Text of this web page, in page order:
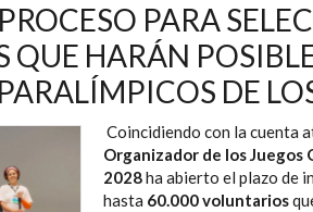
ÉLITE-
SUB23
Y
CONTARÁ
CON
UNA
PRUEBA
DE
TEAM
SPRINT
INCLUSIVO
PARA
HARÁN
DE
Coincidiendo con la cuenta
Organizador de los Juegos
2028ha abierto el plazo de
hasta 60.000 voluntarios